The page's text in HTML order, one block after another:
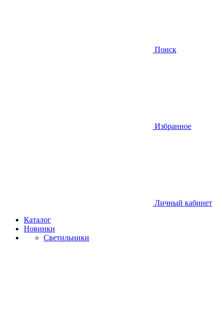
Поиск
Избранное
Личный кабинет
Каталог
Новинки
Светильники